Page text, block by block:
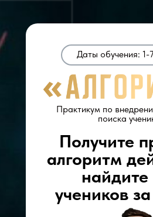
Получите
алгоритм
учеников
Практикум по
поиска
Даты обучения: 1-